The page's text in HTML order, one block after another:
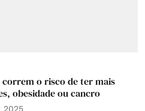
o risco de ter mais
obesidade ou cancro
2025